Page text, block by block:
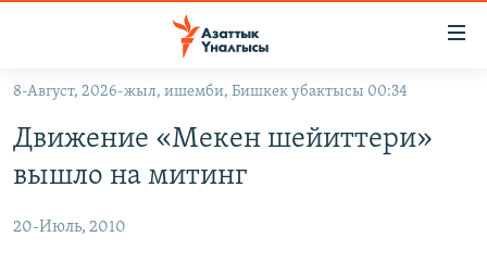
Навигацияга
өтүңүз
Издөөгө
салыңыз
КЫРГЫЗСТАН
САЯСАТ
ДҮЙНӨ
УКРАИНА
8-Август, 2026-жыл, ишемби, Бишкек убактысы 00:34
Движение «Мекен шейиттери»
вышло на митинг
20-Июль, 2010